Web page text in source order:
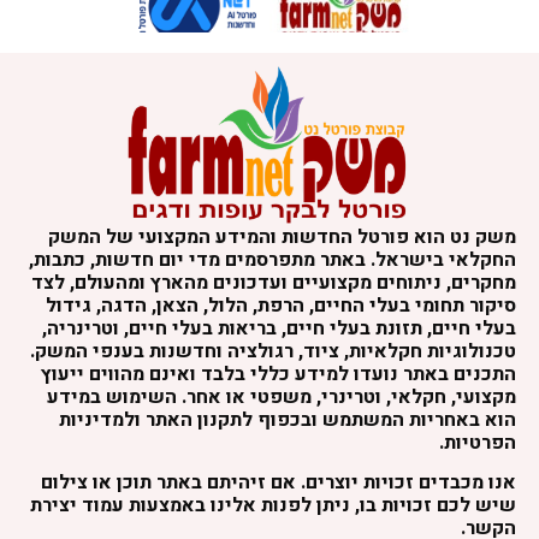
משק נט הוא פורטל החדשות והמידע המקצועי של המשק
החקלאי בישראל. באתר מתפרסמים מדי יום חדשות, כתבות,
מחקרים, ניתוחים מקצועיים ועדכונים מהארץ ומהעולם, לצד
סיקור תחומי בעלי החיים, הרפת, הלול, הצאן, הדגה, גידול
בעלי חיים, תזונת בעלי חיים, בריאות בעלי חיים, וטרינריה,
טכנולוגיות חקלאיות, ציוד, רגולציה וחדשנות בענפי המשק.
התכנים באתר נועדו למידע כללי בלבד ואינם מהווים ייעוץ
מקצועי, חקלאי, וטרינרי, משפטי או אחר. השימוש במידע
הוא באחריות המשתמש ובכפוף לתקנון האתר ולמדיניות
הפרטיות.
אנו מכבדים זכויות יוצרים. אם זיהיתם באתר תוכן או צילום
שיש לכם זכויות בו, ניתן לפנות אלינו באמצעות עמוד יצירת
הקשר.